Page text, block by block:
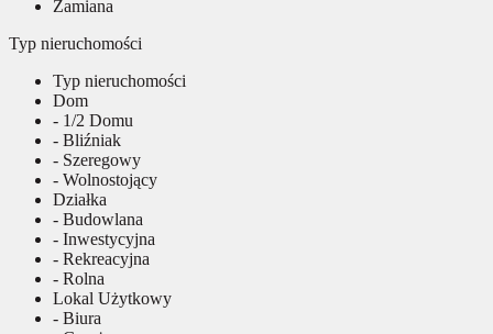
Zamiana
Typ nieruchomości
Typ nieruchomości
Dom
- 1/2 Domu
- Bliźniak
- Szeregowy
- Wolnostojący
Działka
- Budowlana
- Inwestycyjna
- Rekreacyjna
- Rolna
Lokal Użytkowy
- Biura